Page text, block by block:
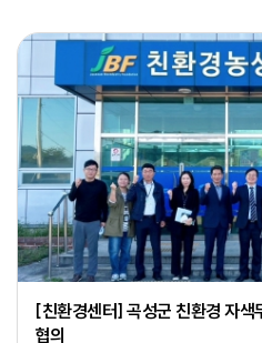
[친환경센터] 곡성군 친환경 자색
협의